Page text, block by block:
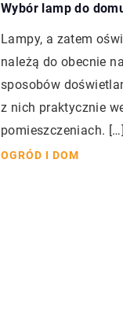
Wybór lamp do
Lampy, a zatem
należą do obecnie
sposobów
z nich praktycznie
pomieszczeniach. […]
OGRÓD I DOM